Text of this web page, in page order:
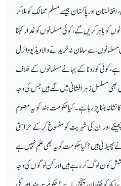
افغانستان اور پاکستان جیسےمسلم ممالک کو ملا کر
کو باہر کریں گے، کوئی مسلمانوں کو غدار کہتا
مسلمانوں سے سامان نہ خریدنے والا ویڈیو وائرل
ہے، کوئی کورونا کے بہانے مسلمانوں کے خلاف
بھی مسلسل زہر افشانی میں لگے ہیں جس کی وجہ
بننا پڑ رہا ہے۔ کیاحکومت ہند کو یہ معلوم
اور ان کی شہریت کو منسوخ کرکے حراستی
پھیلائی ہیں؟ کیاحکومت کو یہ بھی علم نہیں ہے
کون لوگ کر رہے ہیں اور کن لوگوں کی وجہ